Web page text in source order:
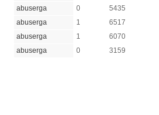
abuserga 0
5435
abuserga 1
6517
abuserga 1
6070
abuserga 0
3159